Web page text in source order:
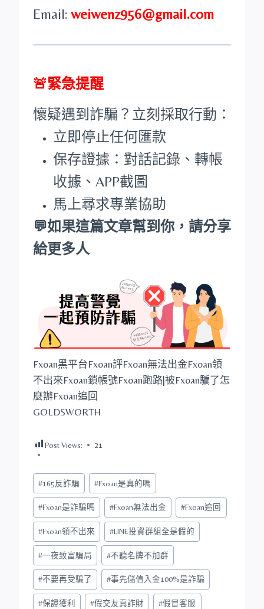
Email: weiwenz956@gmail.com
🚨緊急提醒
懷疑遇到詐騙？立刻採取行動：
立即停止任何匯款
保存證據：對話記錄、轉帳
收據、APP截圖
馬上尋求專業協助
💬如果這篇文章幫到你，請分享
給更多人
Fxoan黑平台Fxoan評Fxoan無法出金Fxoan領
不出來Fxoan鎖帳號Fxoan跑路|被Fxoan騙了怎
麼辦Fxoan追回
GOLDSWORTH
Post Views: 21
Post
Tags:
#165反詐騙 #Fxoan是真的嗎
#Fxoan是詐騙嗎 #Fxoan無法出金 #Fxoan追回
#Fxoan領不出來 #LINE投資群組全是假的
#一夜致富騙局 #不聽名牌不加群
#不要再受騙了 #事先儲值入金100%是詐騙
#保證獲利 #假交友真詐財 #假冒客服